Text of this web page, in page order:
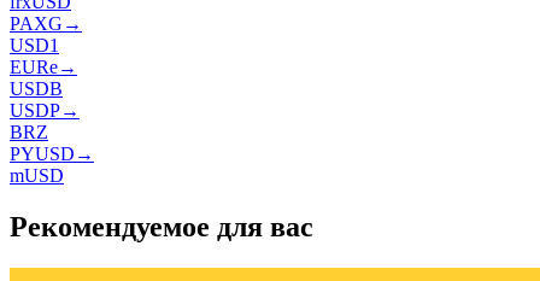
PAXG →
USD1
EURe→
USDB
USDP→
BRZ
PYUSD →
mUSD
Рекомендуемое для вас